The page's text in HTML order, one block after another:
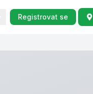
Registrovat se